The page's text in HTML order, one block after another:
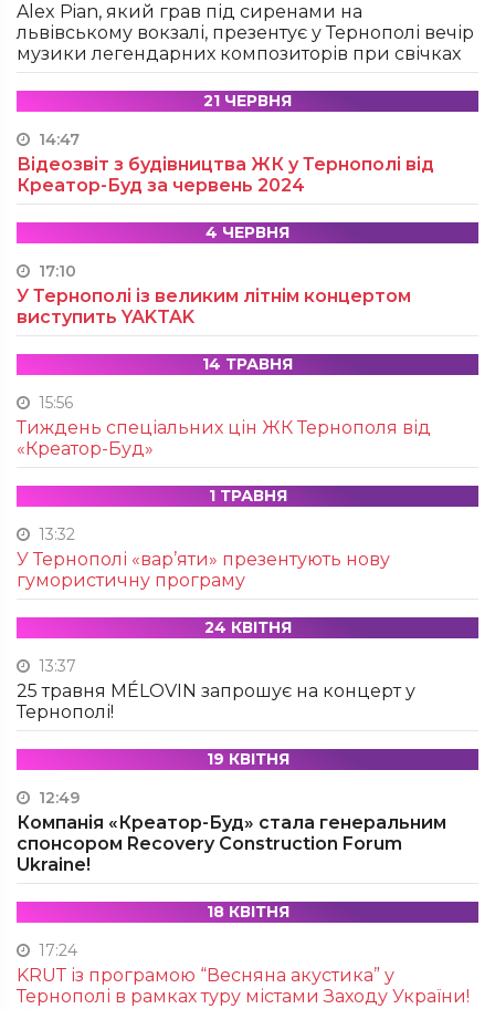
Alex Pian, який грав під сиренами на
львівському вокзалі, презентує у Тернополі вечір
музики легендарних композиторів при свічках
21 ЧЕРВНЯ
14:47
Відеозвіт з будівництва ЖК у Тернополі від
Креатор-Буд за червень 2024
4 ЧЕРВНЯ
17:10
У Тернополі із великим літнім концертом
виступить YAKTAK
14 ТРАВНЯ
15:56
Тиждень спеціальних цін ЖК Тернополя від
«Креатор-Буд»
1 ТРАВНЯ
13:32
У Тернополі «вар’яти» презентують нову
гумористичну програму
24 КВІТНЯ
13:37
25 травня MÉLOVIN запрошує на концерт у
Тернополі!
19 КВІТНЯ
12:49
Компанія «Креатор-Буд» стала генеральним
спонсором Recovery Construction Forum
Ukraine!
18 КВІТНЯ
17:24
KRUТ із програмою “Весняна акустика” у
Тернополі в рамках туру містами Заходу України!